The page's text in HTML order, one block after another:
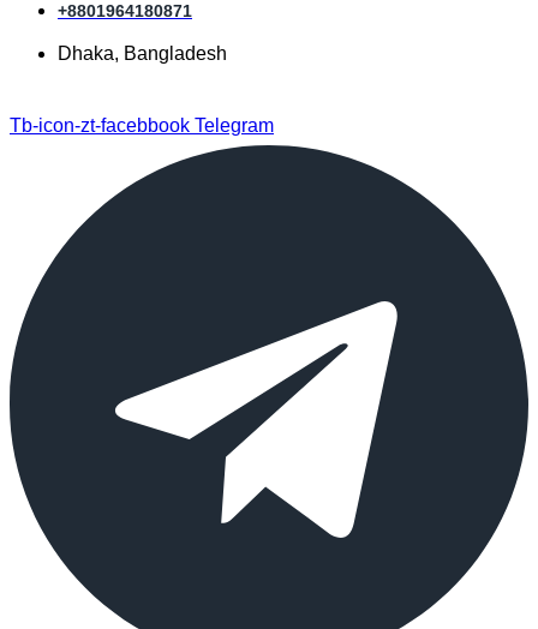
+8801964180871
Dhaka, Bangladesh
Tb-icon-zt-facebbook Telegram